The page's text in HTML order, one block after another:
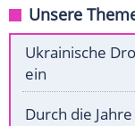
Unsere
Ukrainische
ein
Durch die